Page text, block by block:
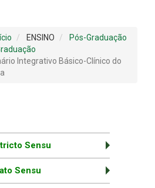
ENSINO
Pós-Graduação
Integrativo Básico-Clínico do
Sensu
Sensu